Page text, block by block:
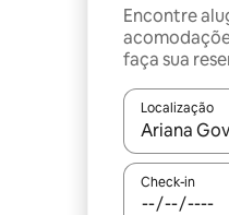
Encontre
faça sua
Localização
Quando os
Check-in